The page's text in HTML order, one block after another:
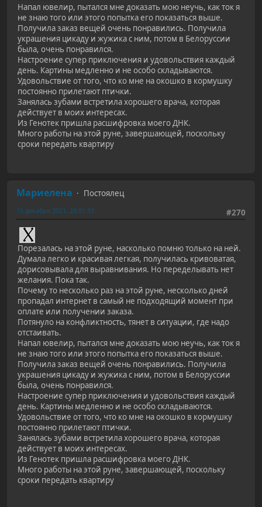
Напал ювелир, пытался мне доказать мою неучь, как ток я
не знаю того или этого попытка его показаться выше.
Получила заказ вещей очень понравились. Получила
украшения цикаду и жужика с ним, потом в Белоруссии
была, очень понравился.
Настроение супер приключения и удовольствия каждый
день. Картины медленно и не особо складываются.
Удовольствие от того, что ко мне на окошко в кормушку
постоянно прилетают птички.
Занялась зубами встретила хорошего врача, которая
действует в моих интересах.
Из Генотек пришла расшифровка моего ДНК.
Много работы на этой руне, завершающей, поскольку
сроки передать квартиру
Мариелена
Постоялец
#270
15 декабря 2021, 20:01:33
Порезалась на этой руне, насколько помню только на ней.
Думала легко и красивая легкая, получилась кривоватая,
дорисовывала для выравнивания. Но переделывать нет
желания. Пока так.
Почему то несколько раз на этой руне, несколько дней
пропадал интернет в самый не подходящий момент при
оплате или получении заказа.
Потянуло на конфликтность, тянет в ситуации, где надо
отстаивать.
Напал ювелир, пытался мне доказать мою неучь, как ток я
не знаю того или этого попытка его показаться выше.
Получила заказ вещей очень понравились. Получила
украшения цикаду и жужика с ним, потом в Белоруссии
была, очень понравился.
Настроение супер приключения и удовольствия каждый
день. Картины медленно и не особо складываются.
Удовольствие от того, что ко мне на окошко в кормушку
постоянно прилетают птички.
Занялась зубами встретила хорошего врача, которая
действует в моих интересах.
Из Генотек пришла расшифровка моего ДНК.
Много работы на этой руне, завершающей, поскольку
сроки передать квартиру